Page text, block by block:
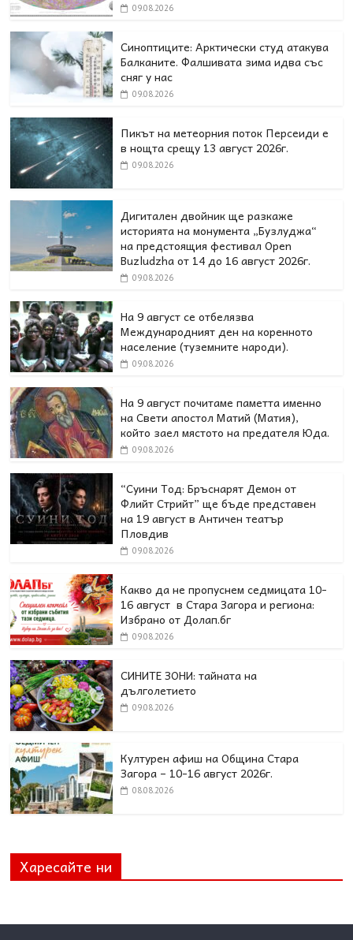
09.08.2026
Синоптиците: Арктически студ атакува
Балканите. Фалшивата зима идва със
сняг у нас
09.08.2026
Пикът на метеорния поток Персеиди е
в нощта срещу 13 август 2026г.
09.08.2026
Дигитален двойник ще разкаже
историята на монумента „Бузлуджа“
на предстоящия фестивал Open
Buzludzha от 14 до 16 август 2026г.
09.08.2026
На 9 август се отбелязва
Международният ден на коренното
население (туземните народи).
09.08.2026
На 9 август почитаме паметта именно
на Свети апостол Матий (Матия),
който заел мястото на предателя Юда.
09.08.2026
“Суини Тод: Бръснарят Демон от
Флийт Стрийт” ще бъде представен
на 19 август в Античен театър
Пловдив
09.08.2026
Какво да не пропуснем седмицата 10-
16 август в Стара Загора и региона:
Избрано от Долап.бг
09.08.2026
СИНИТЕ ЗОНИ: тайната на
дълголетието
09.08.2026
Културен афиш на Община Стара
Загора – 10-16 август 2026г.
08.08.2026
Харесайте ни